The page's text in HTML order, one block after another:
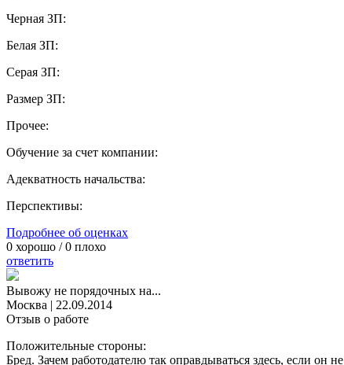
Черная ЗП:
Белая ЗП:
Серая ЗП:
Размер ЗП:
Прочее:
Обучение за счет компании:
Адекватность начальства:
Перспективы:
Подробнее об оценках
0 хорошо /0 плохо
ответить
Вывожу не порядочных на...
Москва | 22.09.2014
Отзыв о работе
Положительные стороны:
Бред. Зачем работодателю так оправдываться здесь, если